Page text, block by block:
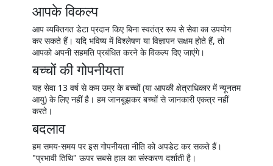
आपके विकल्प
आप व्यक्तिगत डेटा प्रदान किए बिना स्वतंत्र रूप से सेवा का उपयोग
कर सकते हैं। यदि भविष्य में विश्लेषण या विज्ञापन सक्षम होते हैं, तो
आपको अपनी सहमति प्रबंधित करने के विकल्प दिए जाएंगे।
बच्चों की गोपनीयता
यह सेवा 13 वर्ष से कम उम्र के बच्चों (या आपकी क्षेत्राधिकार में न्यूनतम
आयु) के लिए नहीं है। हम जानबूझकर बच्चों से जानकारी एकत्र नहीं
करते।
बदलाव
हम समय-समय पर इस गोपनीयता नीति को अपडेट कर सकते हैं।
"प्रभावी तिथि" ऊपर सबसे हाल का संस्करण दर्शाती है।